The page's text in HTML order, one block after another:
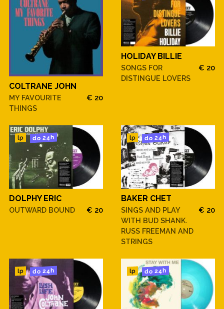
COLTRANE JOHN
MY FAVOURITE
THINGS
€ 20
HOLIDAY BILLIE
SONGS FOR
DISTINGUE LOVERS
€ 20
lp do 24h
DOLPHY ERIC
OUTWARD BOUND € 20
lp do 24h
BAKER CHET
SINGS AND PLAY
WITH BUD SHANK.
RUSS FREEMAN AND
STRINGS
€ 20
lp do 24h lp do 24h